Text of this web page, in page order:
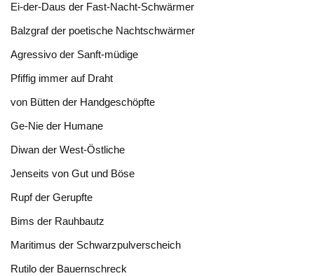
Ei-der-Daus der Fast-Nacht-Schwärmer
Balzgraf der poetische Nachtschwärmer
Agressivo der Sanft-müdige
Pfiffig immer auf Draht
von Bütten der Handgeschöpfte
Ge-Nie der Humane
Diwan der West-Östliche
Jenseits von Gut und Böse
Rupf der Gerupfte
Bims der Rauhbautz
Maritimus der Schwarzpulverscheich
Rutilo der Bauernschreck